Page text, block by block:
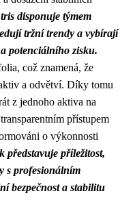
disponuje týmem
tržní trendy a vybírají
potenciálního zisku.
což znamená, že
a odvětví. Díky tomu
z jednoho aktiva na
přístupem
o výkonnosti
představuje příležitost,
s profesionálním
bezpečnost a stabilitu